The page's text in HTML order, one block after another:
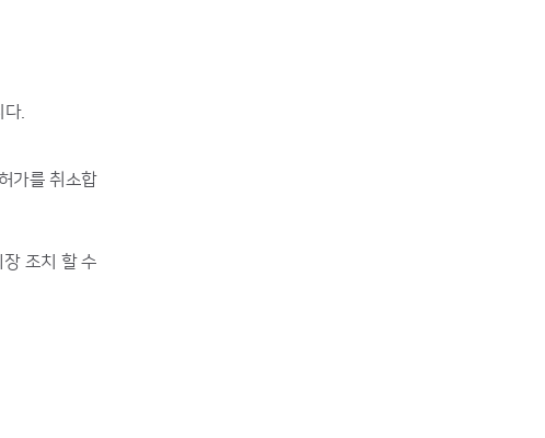
.
가를 취소합
조치 할 수